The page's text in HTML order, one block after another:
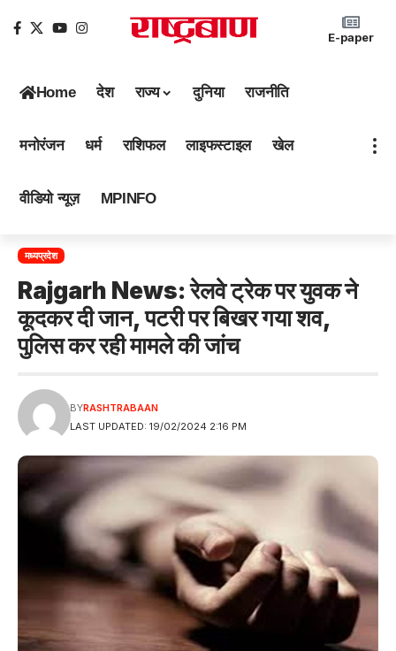
E-paper
Home देश राज्य दुनिया राजनीति
मनोरंजन धर्म राशिफल लाइफस्टाइल खेल
वीडियो न्यूज़ MPINFO
मध्यप्रदेश
Rajgarh News: रेलवे ट्रेक पर युवक ने
कूदकर दी जान, पटरी पर बिखर गया शव,
पुलिस कर रही मामले की जांच
LAST UPDATED: 19/02/2024 2:16 PM
BYRASHTRABAAN